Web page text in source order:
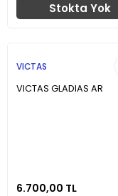
Stokta Yok
VICTAS
VICTAS GLADIAS AR
6.700,00 TL